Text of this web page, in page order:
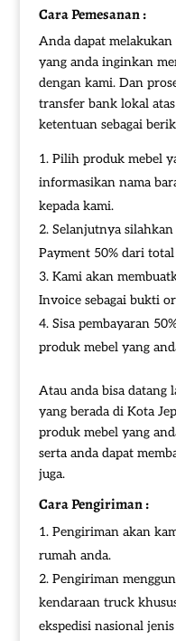
Cara Pemesanan :
Anda dapat
yang anda inginkan
dengan kami. Dan
transfer bank lokal
ketentuan sebagai
Pilih produk mebel
informasikan nama
kepada kami.
Selanjutnya
Payment 50% dari
Kami akan
Invoice sebagai bukti
Sisa pembayaran
produk mebel yang
Atau anda bisa datang
yang berada di Kota
produk mebel yang
serta anda dapat
juga.
Cara Pengiriman :
Pengiriman akan
rumah anda.
Pengiriman
kendaraan truck
ekspedisi nasional